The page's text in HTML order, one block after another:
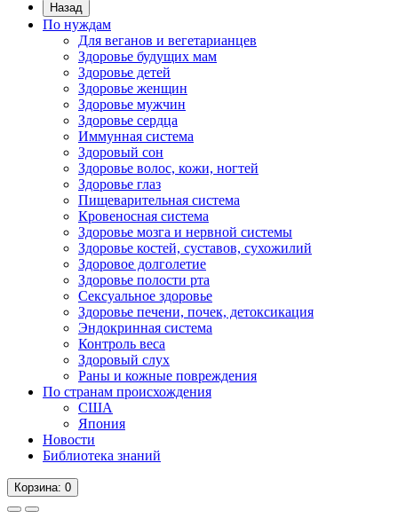
Назад
По нуждам
Для веганов и вегетарианцев
Здоровье будущих мам
Здоровье детей
Здоровье женщин
Здоровье мужчин
Здоровье сердца
Иммунная система
Здоровый сон
Здоровье волос, кожи, ногтей
Здоровье глаз
Пищеварительная система
Кровеносная система
Здоровье мозга и нервной системы
Здоровье костей, суставов, сухожилий
Здоровое долголетие
Здоровье полости рта
Сексуальное здоровье
Здоровье печени, почек, детоксикация
Эндокринная система
Контроль веса
Здоровый слух
Раны и кожные повреждения
По странам происхождения
США
Япония
Новости
Библиотека знаний
Корзина: 0